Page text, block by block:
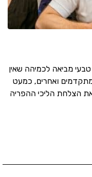
מביאה לכמיהה שאין
מתקדמים ואחרים, כמעט
הצלחת הליכי ההפריה